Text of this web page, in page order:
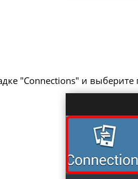
"Connections" и